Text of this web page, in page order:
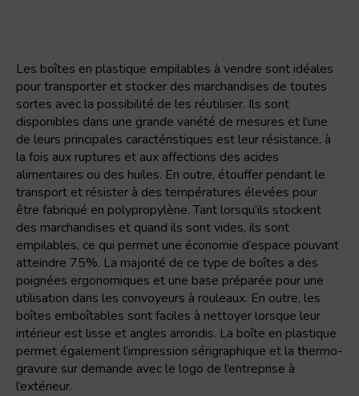
Les boîtes en plastique empilables à vendre sont idéales
pour transporter et stocker des marchandises de toutes
sortes avec la possibilité de les réutiliser. Ils sont
disponibles dans une grande variété de mesures et l’une
de leurs principales caractéristiques est leur résistance, à
la fois aux ruptures et aux affections des acides
alimentaires ou des huiles. En outre, étouffer pendant le
transport et résister à des températures élevées pour
être fabriqué en polypropylène. Tant lorsqu’ils stockent
des marchandises et quand ils sont vides, ils sont
empilables, ce qui permet une économie d’espace pouvant
atteindre 75%. La majorité de ce type de boîtes a des
poignées ergonomiques et une base préparée pour une
utilisation dans les convoyeurs à rouleaux. En outre, les
boîtes emboîtables sont faciles à nettoyer lorsque leur
intérieur est lisse et angles arrondis. La boîte en plastique
permet également l’impression sérigraphique et la thermo-
gravure sur demande avec le logo de l’entreprise à
l’extérieur.